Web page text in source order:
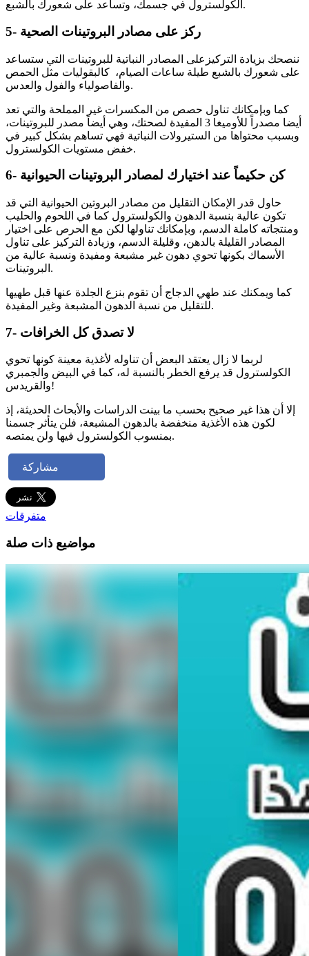
الكولسترول في جسمك، وتساعد على شعورك بالشبع.
5- ركز على مصادر البروتينات الصحية
ننصحك بزيادة التركيزعلى المصادر النباتية للبروتينات التي ستساعد
على شعورك بالشبع طيلة ساعات الصيام، كالبقوليات مثل الحمص
والفاصولياء والفول والعدس.
كما وبإمكانك تناول حصص من المكسرات غير المملحة والتي تعد
أيضا مصدراً للأوميغا 3 المفيدة لصحتك، وهي أيضاً مصدر للبروتينات،
وبسبب محتواها من الستيرولات النباتية فهي تساهم بشكل كبير في
خفض مستويات الكولسترول.
6- كن حكيماً عند اختيارك لمصادر البروتينات الحيوانية
حاول قدر الإمكان التقليل من مصادر البروتين الحيوانية التي قد
تكون عالية بنسبة الدهون والكولسترول كما في اللحوم والحليب
ومنتجاته كاملة الدسم، وبإمكانك تناولها لكن مع الحرص على اختيار
المصادر القليلة بالدهن، وقليلة الدسم، وزيادة التركيز على تناول
الأسماك بكونها تحوي دهون غير مشبعة ومفيدة ونسبة عالية من
البروتينات.
كما ويمكنك عند طهي الدجاج أن تقوم بنزع الجلدة عنها قبل طهيها
للتقليل من نسبة الدهون المشبعة وغير المفيدة.
7- لا تصدق كل الخرافات
لربما لا زال يعتقد البعض أن تناوله لأغذية معينة كونها تحوي
الكولسترول قد يرفع الخطر بالنسبة له، كما في البيض والجمبري
والقريدس!
إلا أن هذا غير صحيح بحسب ما بينت الدراسات والأبحاث الحديثة، إذ
لكون هذه الأغذية منخفضة بالدهون المشبعة، فلن يتأثر جسمنا
بمنسوب الكولسترول فيها ولن يمتصه.
مشاركة
متفرقات
مواضيع ذات صلة